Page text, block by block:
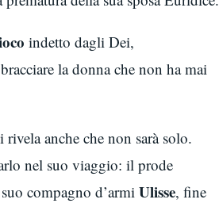
indetto dagli Dei,
la donna che non ha mai
rivela anche che non sarà solo.
nel suo viaggio: il prode
compagno d’armi Ulisse, fine